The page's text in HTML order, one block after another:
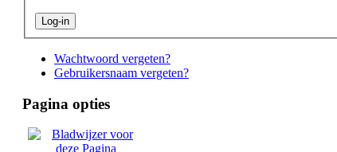
Wachtwoord vergeten?
Gebruikersnaam vergeten?
Pagina opties